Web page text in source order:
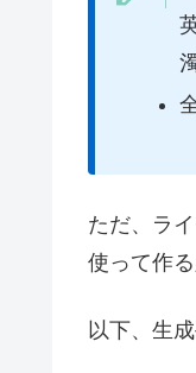
ただ、ラ
使って作
以下、生